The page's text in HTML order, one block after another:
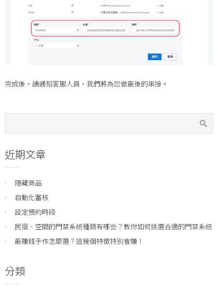
完成後，請通知客服人員，我們將為您做最後的串接。
近期文章
隱藏商品
自動化審核
設定預約時段
民宿、空間的門禁系統種類有哪些？教你如何挑選合適的門禁系統
最賺錢手作怎麼選？這幾個特徵特別會賺！
分類